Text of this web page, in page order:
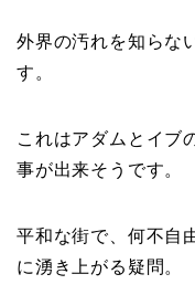
外界の汚れを知らな
す。
これはアダムとイブ
事が出来そうです。
平和な街で、何不自
に湧き上がる疑問。